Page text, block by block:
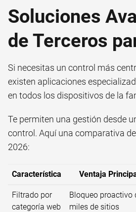
Soluciones
de Terceros
Si necesitas un control más
existen aplicaciones
en todos los dispositivos de la
Te permiten una gestión desde
control. Aquí una comparativa
2026:
Característica Ventaja
Filtrado por
categoría web
Bloqueo proactivo
miles de sitios